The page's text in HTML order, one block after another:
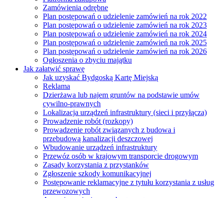
Zamówienia odrębne
Plan postępowań o udzielenie zamówień na rok 2022
Plan postępowań o udzielenie zamówień na rok 2023
Plan postępowań o udzielenie zamówień na rok 2024
Plan postępowań o udzielenie zamówień na rok 2025
Plan postępowań o udzielenie zamówień na rok 2026
Ogłoszenia o zbyciu majątku
Jak załatwić sprawę
Jak uzyskać Bydgoską Kartę Miejską
Reklama
Dzierżawa lub najem gruntów na podstawie umów
cywilno-prawnych
Lokalizacja urządzeń infrastruktury (sieci i przyłącza)
Prowadzenie robót (rozkopy)
Prowadzenie robót związanych z budowa i
przebudową kanalizacji deszczowej
Wbudowanie urządzeń infrastruktury
Przewóz osób w krajowym transporcie drogowym
Zasady korzystania z przystanków
Zgłoszenie szkody komunikacyjnej
Postępowanie reklamacyjne z tytułu korzystania z usług
przewozowych